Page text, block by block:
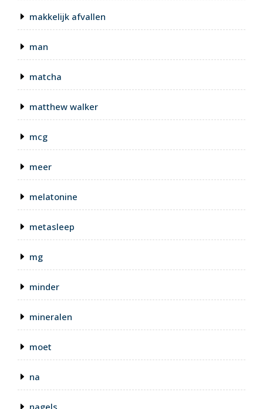
makkelijk afvallen
man
matcha
matthew walker
mcg
meer
melatonine
metasleep
mg
minder
mineralen
moet
na